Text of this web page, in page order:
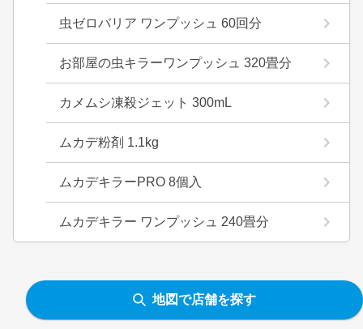
虫ゼロバリア ワンプッシュ 60回分
お部屋の虫キラーワンプッシュ 320畳分
カメムシ凍殺ジェット 300mL
ムカデ粉剤 1.1kg
ムカデキラーPRO 8個入
ムカデキラー ワンプッシュ 240畳分
地図で店舗を探す